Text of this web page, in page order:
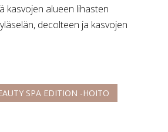
kasvojen alueen lihasten
decolteen ja kasvojen
SPA EDITION -HOITO